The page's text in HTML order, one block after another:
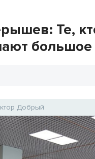
Те,
Добрый